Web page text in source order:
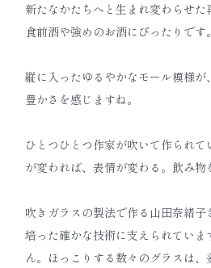
新たなかたちへと生まれ変わらせた
食前酒や強めのお酒にぴったりです。
縦に入ったゆるやかなモール模様
豊かさを感じますね。
ひとつひとつ作家が吹いて作られ
が変われば、表情が変わる。飲み物
吹きガラスの製法で作る山田奈緒
培った確かな技術に支えられてい
ん。ほっこりする数々のグラスは